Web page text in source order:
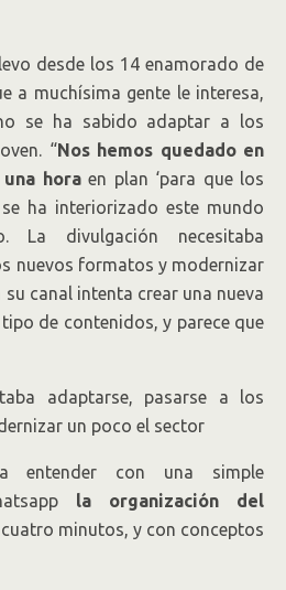
desde los 14 enamorado de
a muchísima gente le interesa,
se ha sabido adaptar a los
“Nos hemos quedado en
horaen plan ‘para que los
ha interiorizado este mundo
La divulgación necesitaba
nuevos formatos y modernizar
canal intenta crear una nueva
de contenidos, y parece que
adaptarse, pasarse a los
un poco el sector
entender con una simple
la organización del
minutos, y con conceptos